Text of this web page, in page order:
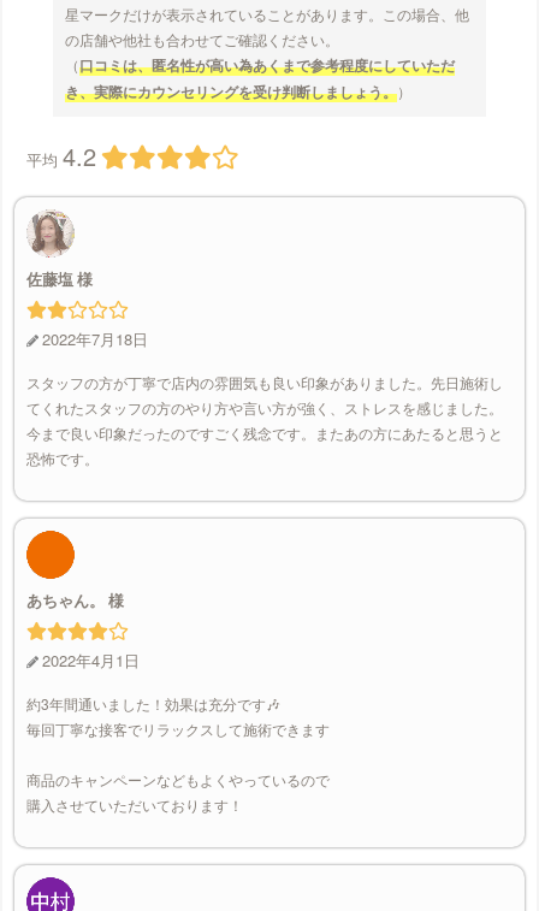
星マークだけが表示されていることがあります。この場合、他
の店舗や他社も合わせてご確認ください。
（口コミは、匿名性が高い為あくまで参考程度にしていただ
き、実際にカウンセリングを受け判断しましょう。）
平均4.2
佐藤塩
2022年7月18日
スタッフの方が丁寧で店内の雰囲気も良い印象がありました。先日施術し
てくれたスタッフの方のやり方や言い方が強く、ストレスを感じました。
今まで良い印象だったのですごく残念です。またあの方にあたると思うと
恐怖です。
あちゃん。
2022年4月1日
約3年間通いました！効果は充分です🎶
毎回丁寧な接客でリラックスして施術できます
商品のキャンペーンなどもよくやっているので
購入させていただいております！